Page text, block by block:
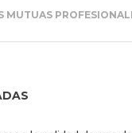
MUTUAS